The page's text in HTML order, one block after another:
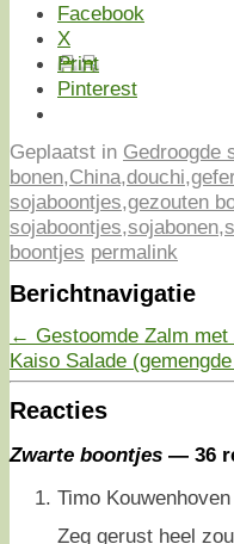
Facebook
X
Print
Pinterest
Geplaatst in Gedroogde
bonen,China,douchi,
sojaboontjes,gezouten
sojaboontjes,sojabonen,
boontjes permalink
Berichtnavigatie
← Gestoomde Zalm
Kaiso Salade
Reacties
Zwarte boontjes — 36
Timo Kouwenhoven
Zeg gerust heel